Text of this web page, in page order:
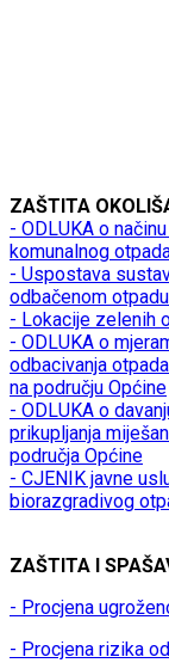
ZAŠTITA
- ODLUKA o
komunalnog
- Uspostava
odbačenom
- Lokacije zelenih
- ODLUKA o
odbacivanja
na području Općine
- ODLUKA o
prikupljanja
područja Općine
- CJENIK javne
biorazgradivog
ZAŠTITA I
- Procjena
- Procjena rizika